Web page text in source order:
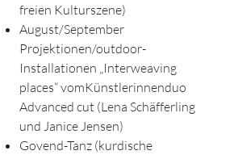
freien Kulturszene)
August/September
Projektionen/outdoor-
Installationen „Interweaving
places“ vomKünstlerinnenduo
Advanced cut (Lena Schäfferling
und Janice Jensen)
Govend-Tanz (kurdische